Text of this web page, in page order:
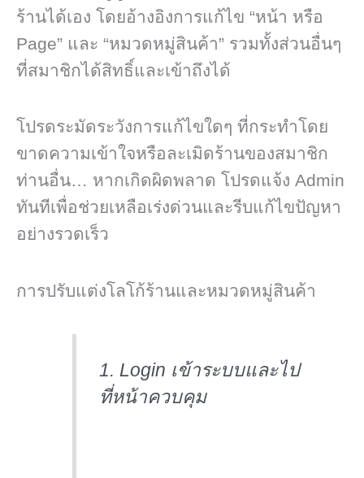
ร้านได้เอง โดยอ้างอิงการแก้ไข “หน้า หรือ
Page” และ “หมวดหมู่สินค้า” รวมทั้งส่วนอื่นๆ
ที่สมาชิกได้สิทธิ์และเข้าถึงได้
โปรดระมัดระวังการแก้ไขใดๆ ที่กระทำโดย
ขาดความเข้าใจหรือละเมิดร้านของสมาชิก
ท่านอื่น… หากเกิดผิดพลาด โปรดแจ้ง Admin
ทันทีเพื่อช่วยเหลือเร่งด่วนและรีบแก้ไขปัญหา
อย่างรวดเร็ว
การปรับแต่งโลโก้ร้านและหมวดหมู่สินค้า
1. Login เข้าระบบและไป
ที่หน้าควบคุม